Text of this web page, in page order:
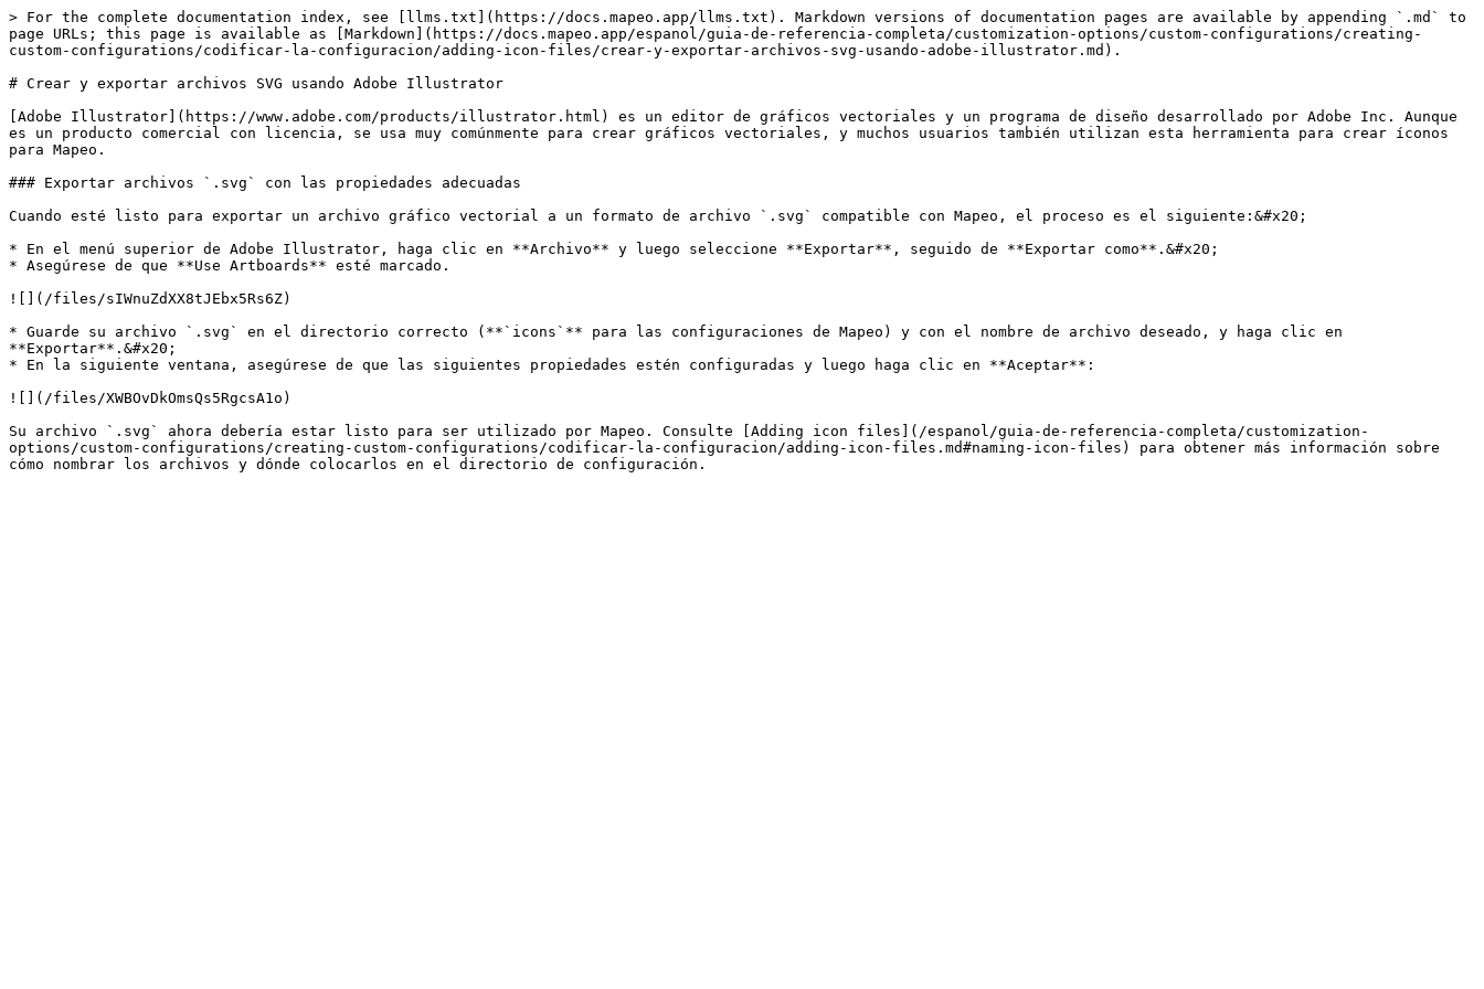
> For the complete documentation index, see [llms.txt](https://docs.mapeo.app/llms.txt). Markdown versions of documentation pages are available by appending `.md` to
page URLs; this page is available as [Markdown](https://docs.mapeo.app/espanol/guia-de-referencia-completa/customization-options/custom-configurations/creating-
custom-configurations/codificar-la-configuracion/adding-icon-files/crear-y-exportar-archivos-svg-usando-adobe-illustrator.md).
# Crear y exportar archivos SVG usando Adobe Illustrator
[Adobe Illustrator](https://www.adobe.com/products/illustrator.html) es un editor de gráficos vectoriales y un programa de diseño desarrollado por Adobe Inc. Aunque
es un producto comercial con licencia, se usa muy comúnmente para crear gráficos vectoriales, y muchos usuarios también utilizan esta herramienta para crear íconos
para Mapeo.
### Exportar archivos `.svg` con las propiedades adecuadas
Cuando esté listo para exportar un archivo gráfico vectorial a un formato de archivo `.svg` compatible con Mapeo, el proceso es el siguiente:&#x20;
* En el menú superior de Adobe Illustrator, haga clic en **Archivo** y luego seleccione **Exportar**, seguido de **Exportar como**.&#x20;
* Asegúrese de que **Use Artboards** esté marcado.
![](/files/sIWnuZdXX8tJEbx5Rs6Z)
* Guarde su archivo `.svg` en el directorio correcto (**`icons`** para las configuraciones de Mapeo) y con el nombre de archivo deseado, y haga clic en
**Exportar**.&#x20;
* En la siguiente ventana, asegúrese de que las siguientes propiedades estén configuradas y luego haga clic en **Aceptar**:
![](/files/XWBOvDkOmsQs5RgcsA1o)
Su archivo `.svg` ahora debería estar listo para ser utilizado por Mapeo. Consulte [Adding icon files](/espanol/guia-de-referencia-completa/customization-
options/custom-configurations/creating-custom-configurations/codificar-la-configuracion/adding-icon-files.md#naming-icon-files) para obtener más información sobre